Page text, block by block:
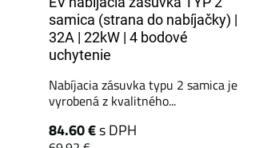
samica (strana do nabíjačky) |
32A | 22kW | 4 bodové
uchytenie
Nabíjacia zásuvka typu 2 samica je
vyrobená z kvalitného...
84.60 €s DPH